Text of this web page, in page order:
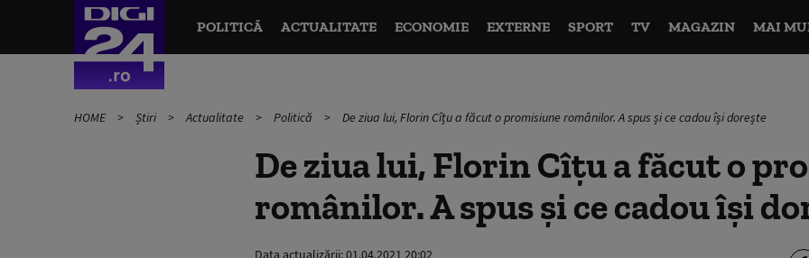
POLITICĂ ACTUALITATE ECONOMIE EXTERNE SPORT TV MAGAZIN MAI
HOME Știri Actualitate Politică De ziua lui, Florin Cîțu a făcut o promisiune românilor. A spus și ce cadou își dorește
De ziua lui, Florin Cîțu a făcut o
românilor. A spus și ce cadou își
Data actualizării:01.04.2021 20:02